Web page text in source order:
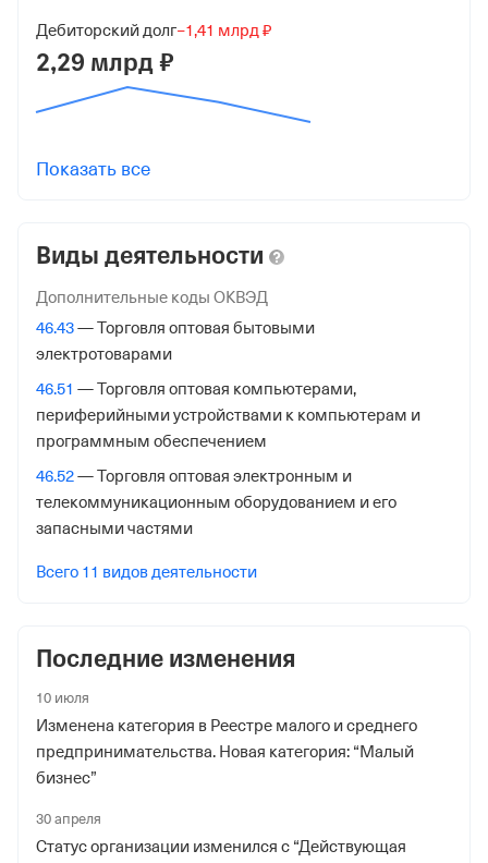
от 8 апреля 2022
781101001
Регистрация ФНС
Службы №15 по Санкт-Петербургу
Адрес налоговой
190068, Санкт-Петербург гор., Канала Грибоедова Наб,
Д 133литерб,
Внебюджетные фонды
Регистрационный номер в ПФР
1098971185
Отделение Фонда Пенсионного и Социального
Страхования Российской Федерации по Санкт-
Петербургу и Ленинградской обл.
Регистрационный номер ФссРФ
1098971185
Дебиторский долг−1,41 млрд ₽
2,29 млрд ₽
Показать все
Виды деятельности
Дополнительные коды ОКВЭД
46.43— Торговля оптовая бытовыми
электротоварами
46.51 — Торговля оптовая компьютерами,
периферийными устройствами к компьютерам и
программным обеспечением
46.52— Торговля оптовая электронным и
телекоммуникационным оборудованием и его
запасными частями
Всего 11 видов деятельности
Последние изменения
10 июля
Изменена категория в Реестре малого и среднего
предпринимательства. Новая категория: “Малый
бизнес”
30 апреля
Статус организации изменился с “Действующая